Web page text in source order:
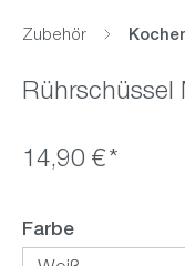
Zubehör
Rührschüssel
14,90 €*
Farbeauswählen